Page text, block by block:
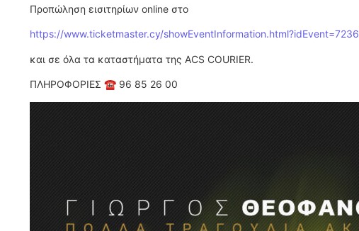
Προπώληση εισιτηρίων online στο
https://www.ticketmaster.cy/showEventInformation.html?idEvent=7236
και σε όλα τα καταστήματα της ACS COURIER.
ΠΛΗΡΟΦΟΡΙΕΣ ☎ 96 85 26 00